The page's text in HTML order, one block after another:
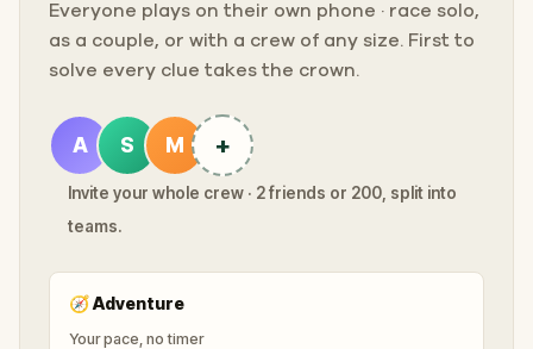
Everyone plays on their own phone · race solo,
as a couple, or with a crew of any size. First to
solve every clue takes the crown.
A S M +
Invite your whole crew · 2 friends or 200, split into
teams.
🧭Adventure
Your pace, no timer